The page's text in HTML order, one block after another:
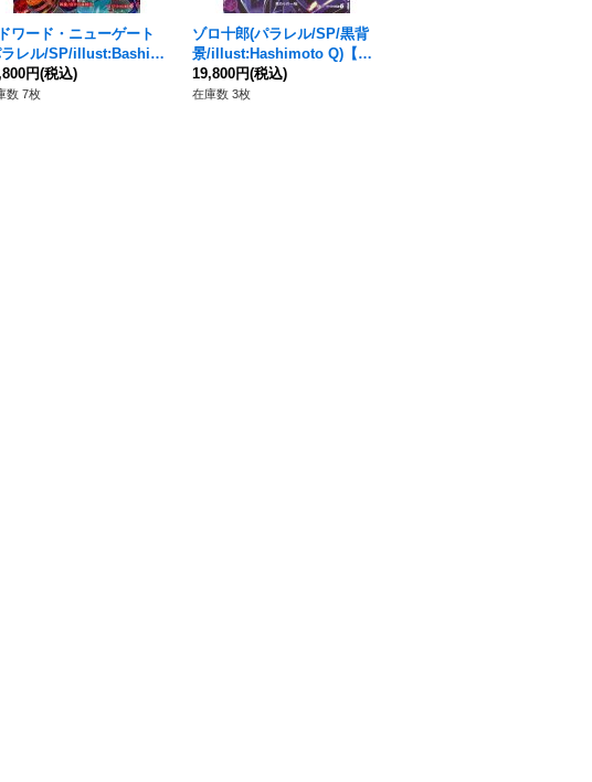
ワード・ニューゲート
レル/SP/illust:Bashiko
SP】{ST15-002[OP10]}
円(税込)
数 7枚
ゾロ十郎(パラレル/SP/黒背
景/illust:Hashimoto Q)【S
P】{ST18-004[OP12]}
19,800円(税込)
在庫数 3枚